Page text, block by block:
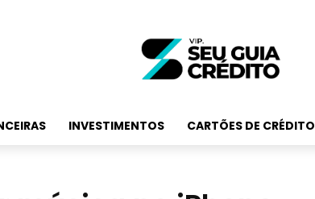
INVESTIMENTOS CARTÕES DE CRÉDITO